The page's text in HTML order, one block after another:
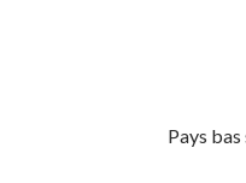
Pays